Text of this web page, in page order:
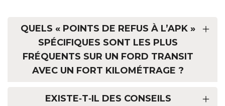
QUELS « POINTS DE REFUS À L’APK »
SPÉCIFIQUES SONT LES PLUS
FRÉQUENTS SUR UN FORD TRANSIT
AVEC UN FORT KILOMÉTRAGE ?
EXISTE‑T‑IL DES CONSEILS